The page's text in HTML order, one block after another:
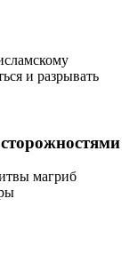
и разрывать
магриб